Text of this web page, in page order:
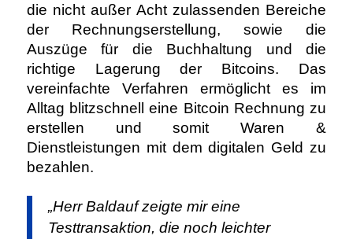
die nicht außer Acht zulassenden Bereiche
der Rechnungserstellung, sowie die
Auszüge für die Buchhaltung und die
richtige Lagerung der Bitcoins. Das
vereinfachte Verfahren ermöglicht es im
Alltag blitzschnell eine Bitcoin Rechnung zu
erstellen und somit Waren &
Dienstleistungen mit dem digitalen Geld zu
bezahlen.
„Herr Baldauf zeigte mir eine
Testtransaktion, die noch leichter